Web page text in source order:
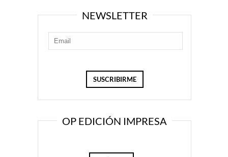
NEWSLETTER
OP EDICIÓN IMPRESA